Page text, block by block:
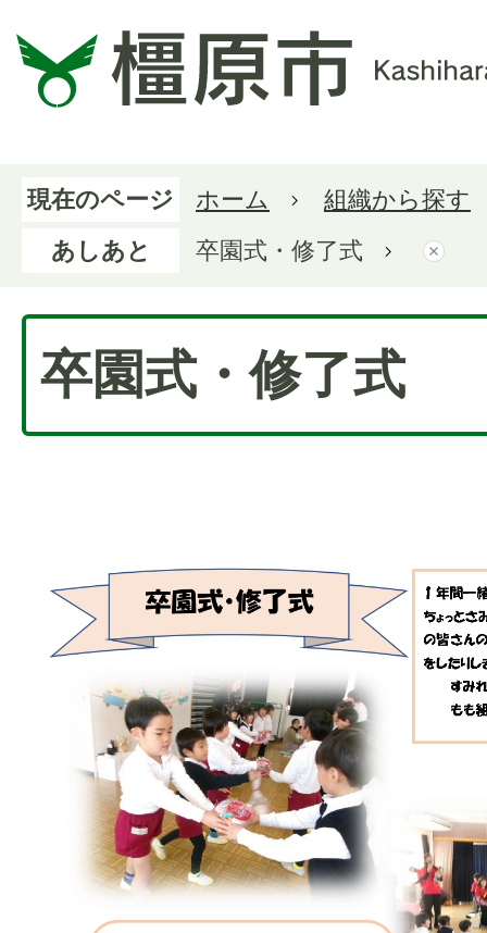
現在のページ ホーム
組織から探す
あしあと
卒園式・修了式
卒園式・修了式